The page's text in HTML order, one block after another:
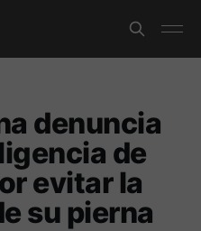
denuncia
de
evitar la
su pierna